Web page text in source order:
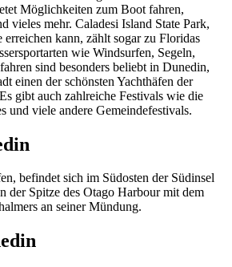
Möglichkeiten zum Boot fahren,
vieles mehr. Caladesi Island State Park,
erreichen kann, zählt sogar zu Floridas
wie Windsurfen, Segeln,
sind besonders beliebt in Dunedin,
einen der schönsten Yachthäfen der
gibt auch zahlreiche Festivals wie die
und viele andere Gemeindefestivals.
befindet sich im Südosten der Südinsel
der Spitze des Otago Harbour mit dem
an seiner Mündung.